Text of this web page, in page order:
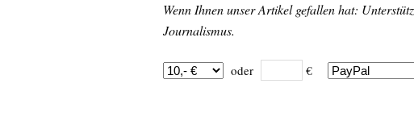
Wenn Ihnen unser Artikel gefallen hat:
Journalismus.
oder €